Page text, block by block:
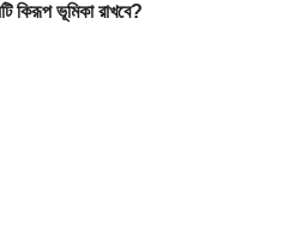
কিরূপ ভূমিকা রাখবে?